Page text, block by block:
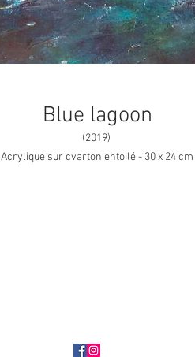
Blue lagoon
(2019)
Acrylique sur cvarton entoilé - 30 x 24 cm